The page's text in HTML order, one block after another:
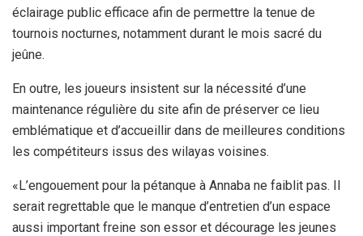
éclairage public efficace afin de permettre la tenue de
tournois nocturnes, notamment durant le mois sacré du
jeûne.
En outre, les joueurs insistent sur la nécessité d’une
maintenance régulière du site afin de préserver ce lieu
emblématique et d’accueillir dans de meilleures conditions
les compétiteurs issus des wilayas voisines.
«L’engouement pour la pétanque à Annaba ne faiblit pas. Il
serait regrettable que le manque d’entretien d’un espace
aussi important freine son essor et décourage les jeunes